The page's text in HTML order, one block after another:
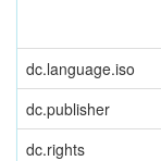
dc.language.iso
dc.publisher
dc.rights